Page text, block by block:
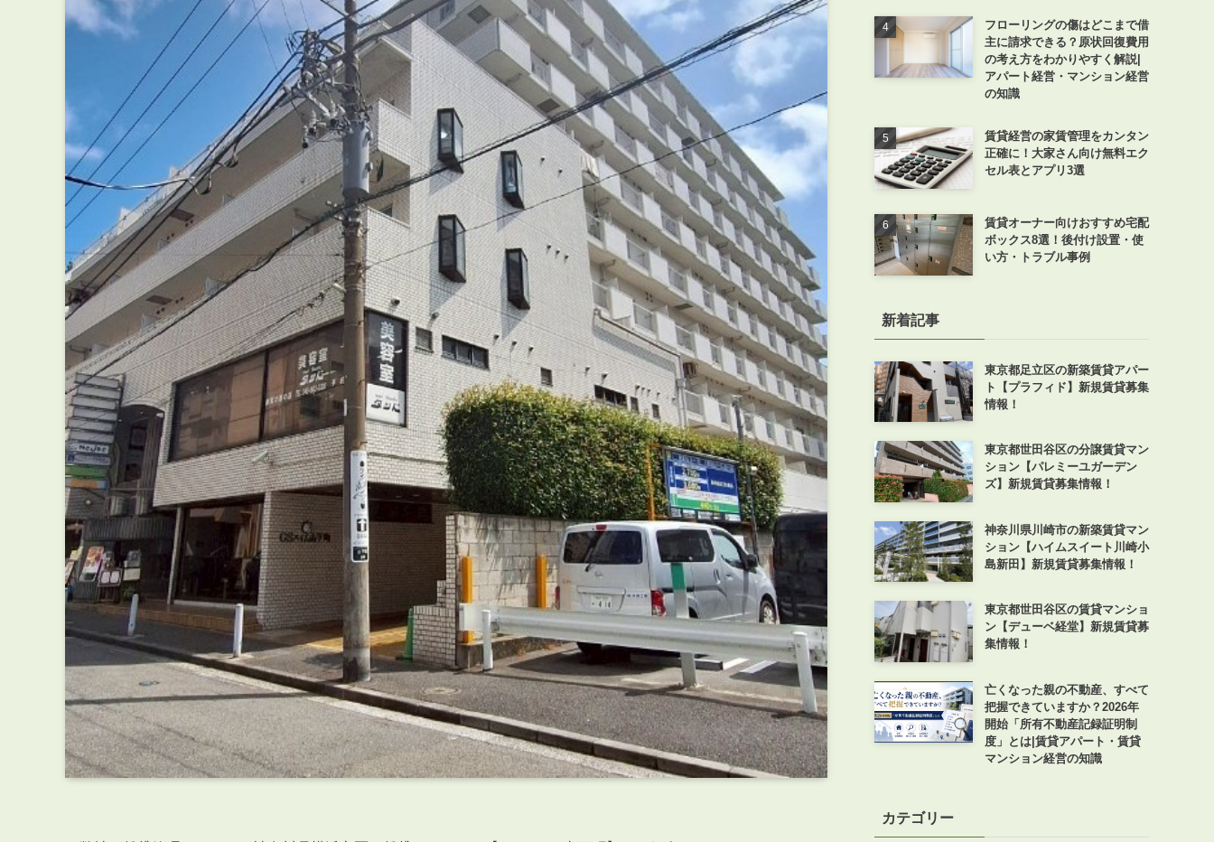
フローリングの傷はどこまで借
主に請求できる？原状回復費用
の考え方をわかりやすく解説|
アパート経営・マンション経営
の知識
賃貸経営の家賃管理をカンタン
正確に！大家さん向け無料エク
セル表とアプリ3選
賃貸オーナー向けおすすめ宅配
ボックス8選！後付け設置・使
い方・トラブル事例
新着記事
東京都足立区の新築賃貸アパー
ト【プラフィド】新規賃貸募集
情報！
東京都世田谷区の分譲賃貸マン
ション【パレミーユガーデン
ズ】新規賃貸募集情報！
神奈川県川崎市の新築賃貸マン
ション【ハイムスイート川崎小
島新田】新規賃貸募集情報！
東京都世田谷区の賃貸マンショ
ン【デューベ経堂】新規賃貸募
集情報！
亡くなった親の不動産、すべて
把握できていますか？2026年
開始「所有不動産記録証明制
度」とは|賃貸アパート・賃貸
マンション経営の知識
カテゴリー